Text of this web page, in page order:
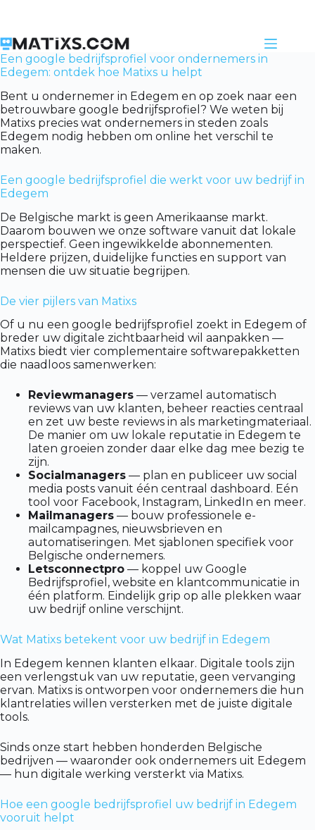
Een google bedrijfsprofiel voor ondernemers in
Edegem: ontdek hoe Matixs u helpt
Bent u ondernemer in Edegem en op zoek naar een
betrouwbare google bedrijfsprofiel? We weten bij
Matixs precies wat ondernemers in steden zoals
Edegem nodig hebben om online het verschil te
maken.
Een google bedrijfsprofiel die werkt voor uw bedrijf in
Edegem
De Belgische markt is geen Amerikaanse markt.
Daarom bouwen we onze software vanuit dat lokale
perspectief. Geen ingewikkelde abonnementen.
Heldere prijzen, duidelijke functies en support van
mensen die uw situatie begrijpen.
De vier pijlers van Matixs
Of u nu een google bedrijfsprofiel zoekt in Edegem of
breder uw digitale zichtbaarheid wil aanpakken —
Matixs biedt vier complementaire softwarepakketten
die naadloos samenwerken:
Reviewmanagers — verzamel automatisch
reviews van uw klanten, beheer reacties centraal
en zet uw beste reviews in als marketingmateriaal.
De manier om uw lokale reputatie in Edegem te
laten groeien zonder daar elke dag mee bezig te
zijn.
Socialmanagers — plan en publiceer uw social
media posts vanuit één centraal dashboard. Eén
tool voor Facebook, Instagram, LinkedIn en meer.
Mailmanagers — bouw professionele e-
mailcampagnes, nieuwsbrieven en
automatiseringen. Met sjablonen specifiek voor
Belgische ondernemers.
Letsconnectpro — koppel uw Google
Bedrijfsprofiel, website en klantcommunicatie in
één platform. Eindelijk grip op alle plekken waar
uw bedrijf online verschijnt.
Wat Matixs betekent voor uw bedrijf in Edegem
In Edegem kennen klanten elkaar. Digitale tools zijn
een verlengstuk van uw reputatie, geen vervanging
ervan. Matixs is ontworpen voor ondernemers die hun
klantrelaties willen versterken met de juiste digitale
tools.
Sinds onze start hebben honderden Belgische
bedrijven — waaronder ook ondernemers uit Edegem
— hun digitale werking versterkt via Matixs.
Hoe een google bedrijfsprofiel uw bedrijf in Edegem
vooruit helpt